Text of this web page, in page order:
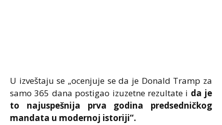
U izveštaju se „ocenjuje se da je Donald Tramp za
samo 365 dana postigao izuzetne rezultate i da je
to najuspešnija prva godina predsedničkog
mandata u modernoj istoriji“.